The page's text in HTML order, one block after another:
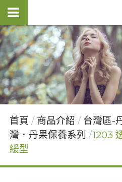
首頁 商品介紹 台灣區-
灣．丹果保養系列
1203
緩型